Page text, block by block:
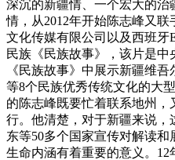
深沉的新疆情、一个宏大的
情，从2012年开始陈志峰又
文化传媒有限公司以及西班牙
民族《民族故事》，该片是
《民族故事》中展示新疆维
等8个民族优秀传统文化的大
的陈志峰既要忙着联系地州
行。他清楚，对于新疆来说，
东等50多个国家宣传对解读
生命内涵有着重要的意义。